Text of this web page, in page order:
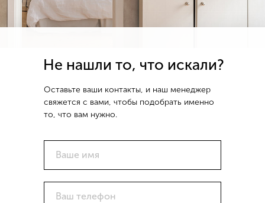
Ваше имя
Ваш телефон
Не нашли то, что искали?
Оставьте ваши контакты, и наш менеджер
свяжется с вами, чтобы подобрать именно
то, что вам нужно.